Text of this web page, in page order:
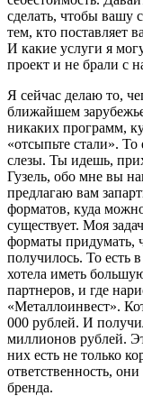
сделать, чтобы вашу
тем, кто поставляет
И какие услуги я
проект и не брали с
Я сейчас делаю то,
ближайшем
никаких программ,
«отсыпьте стали».
слезы. Ты идешь,
Гузель, обо мне вы
предлагаю вам
форматов, куда
существует. Моя
форматы придумать,
получилось. То есть
хотела иметь
партнеров, и где
«Металлоинвест».
000 рублей. И
миллионов рублей.
них есть не только
ответственность,
бренда.